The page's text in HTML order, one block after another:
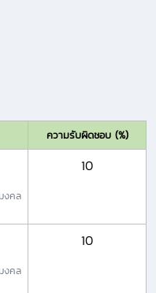
ความรับผิดชอบ (%)
งคล
10
งคล
10